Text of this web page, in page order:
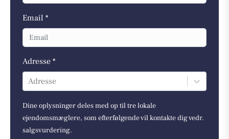
Email *
Adresse *
Adresse
Dine oplysninger deles med op til tre lokale
ejendomsmæglere, som efterfølgende vil kontakte dig vedr.
salgsvurdering.